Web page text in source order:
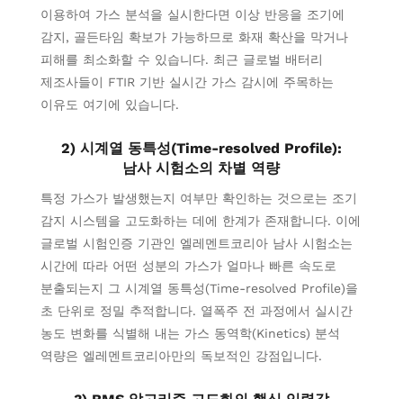
이용하여 가스 분석을 실시한다면 이상 반응을 조기에
감지, 골든타임 확보가 가능하므로 화재 확산을 막거나
피해를 최소화할 수 있습니다. 최근 글로벌 배터리
제조사들이 FTIR 기반 실시간 가스 감시에 주목하는
이유도 여기에 있습니다.
2) 시계열 동특성(Time-resolved Profile):
남사 시험소의 차별 역량
특정 가스가 발생했는지 여부만 확인하는 것으로는 조기
감지 시스템을 고도화하는 데에 한계가 존재합니다. 이에
글로벌 시험인증 기관인 엘레멘트코리아 남사 시험소는
시간에 따라 어떤 성분의 가스가 얼마나 빠른 속도로
분출되는지 그 시계열 동특성(Time-resolved Profile)을
초 단위로 정밀 추적합니다. 열폭주 전 과정에서 실시간
농도 변화를 식별해 내는 가스 동역학(Kinetics) 분석
역량은 엘레멘트코리아만의 독보적인 강점입니다.